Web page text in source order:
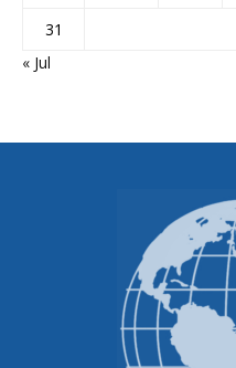
31
« Jul